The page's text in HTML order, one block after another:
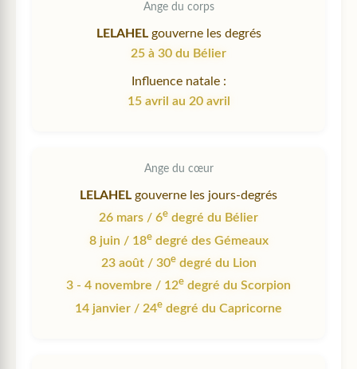
Ange du corps
LELAHELgouverne les degrés
25 à 30 du Bélier
Influence natale :
15 avril au 20 avril
Ange du cœur
LELAHEL gouverne les jours-degrés
26 mars / 6e degré du Bélier
8 juin / 18edegré des Gémeaux
23 août / 30edegré du Lion
3 - 4 novembre / 12e degré du Scorpion
14 janvier / 24e degré du Capricorne